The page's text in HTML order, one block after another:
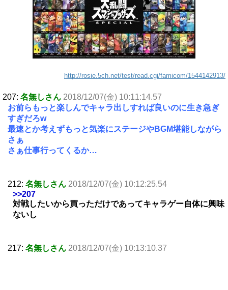
http://rosie.5ch.net/test/read.cgi/famicom/1544142913/
207: 名無しさん 2018/12/07(金) 10:11:14.57
お前らもっと楽しんでキャラ出しすれば良いのに生き急ぎ
すぎだろw
最速とか考えずもっと気楽にステージやBGM堪能しながら
さぁ
さぁ仕事行ってくるか…
212: 名無しさん 2018/12/07(金) 10:12:25.54
>>207
対戦したいから買っただけであってキャラゲー自体に興味
ないし
217: 名無しさん 2018/12/07(金) 10:13:10.37